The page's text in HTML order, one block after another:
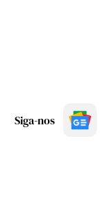
Siga-nos